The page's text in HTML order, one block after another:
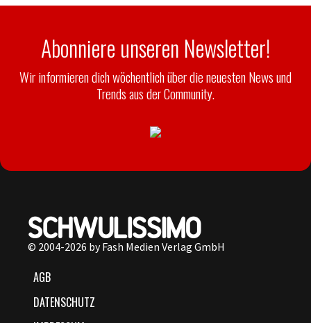
Abonniere unseren Newsletter!
Wir informieren dich wöchentlich über die neuesten News und
Trends aus der Community.
© 2004-2026 by Fash Medien Verlag GmbH
AGB
DATENSCHUTZ